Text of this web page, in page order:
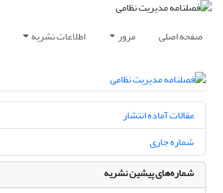
صفحه اصلی مرور اطلاعات نشریه
مقالات آماده انتشار
شماره جاری
شماره‌های پیشین نشریه